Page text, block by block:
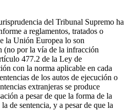
del Tribunal Supremo ha
a reglamentos, tratados o
la Unión Europea lo son
(no por la vía de la infracción
477.2 de la Ley de
con la norma aplicable en cada
de los autos de ejecución o
extranjeras se produce
a pesar de que la forma de la
de sentencia, y a pesar de que la